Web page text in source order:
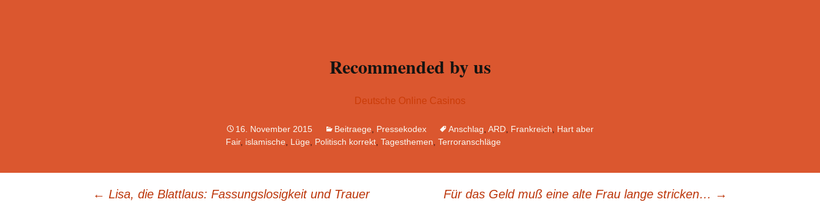
Recommended by us
Deutsche Online Casinos
16. November 2015 Beitraege Pressekodex Anschlag ARD Frankreich
Hart aber
Fair, islamische Lüge Politisch korrekt Tagesthemen Terroranschläge
← Lisa, die Blattlaus: Fassungslosigkeit und Trauer Für das Geld muß eine alte Frau lange stricken… →